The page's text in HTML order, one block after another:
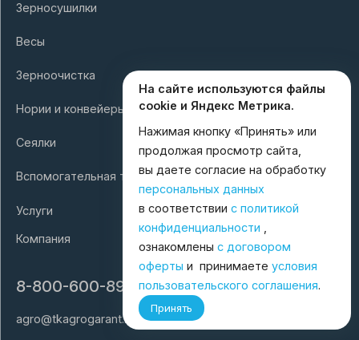
Зерносушилки
Весы
Зерноочистка
Нории и конвейеры
Сеялки
Вспомогательная техника
Услуги
Компания
8-800-600-8998
agro@tkagrogarant.ru
На сайте используются файлы
cookie и Яндекс Метрика.
Нажимая кнопку «Принять» или
продолжая просмотр сайта,
вы даете согласие на обработку
персональных данных
в соответствии с политикой
конфиденциальности ,
ознакомлены с договором
оферты и принимаете условия
пользовательского соглашения.
Принять